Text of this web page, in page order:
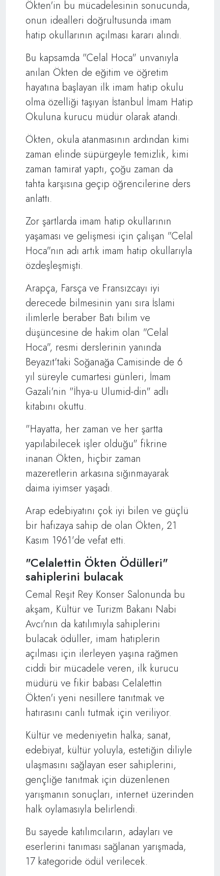
Ökten'in bu mücadelesinin sonucunda,
onun idealleri doğrultusunda imam
hatip okullarının açılması kararı alındı.
Bu kapsamda "Celal Hoca" unvanıyla
anılan Ökten de eğitim ve öğretim
hayatına başlayan ilk imam hatip okulu
olma özelliği taşıyan İstanbul İmam Hatip
Okuluna kurucu müdür olarak atandı.
Ökten, okula atanmasının ardından kimi
zaman elinde süpürgeyle temizlik, kimi
zaman tamirat yaptı, çoğu zaman da
tahta karşısına geçip öğrencilerine ders
anlattı.
Zor şartlarda imam hatip okullarının
yaşaması ve gelişmesi için çalışan "Celal
Hoca"nın adı artık imam hatip okullarıyla
özdeşleşmişti.
Arapça, Farsça ve Fransızcayı iyi
derecede bilmesinin yanı sıra İslami
ilimlerle beraber Batı bilim ve
düşüncesine de hakim olan "Celal
Hoca", resmi derslerinin yanında
Beyazıt'taki Soğanağa Camisinde de 6
yıl süreyle cumartesi günleri, İmam
Gazali'nin "İhya-u Ulumid-din" adlı
kitabını okuttu.
"Hayatta, her zaman ve her şartta
yapılabilecek işler olduğu" fikrine
inanan Ökten, hiçbir zaman
mazeretlerin arkasına sığınmayarak
daima iyimser yaşadı.
Arap edebiyatını çok iyi bilen ve güçlü
bir hafızaya sahip de olan Ökten, 21
Kasım 1961'de vefat etti.
"Celalettin Ökten Ödülleri"
sahiplerini bulacak
Cemal Reşit Rey Konser Salonunda bu
akşam, Kültür ve Turizm Bakanı Nabi
Avcı'nın da katılımıyla sahiplerini
bulacak ödüller, imam hatiplerin
açılması için ilerleyen yaşına rağmen
ciddi bir mücadele veren, ilk kurucu
müdürü ve fikir babası Celalettin
Ökten'i yeni nesillere tanıtmak ve
hatırasını canlı tutmak için veriliyor.
Kültür ve medeniyetin halka; sanat,
edebiyat, kültür yoluyla, estetiğin diliyle
ulaşmasını sağlayan eser sahiplerini,
gençliğe tanıtmak için düzenlenen
yarışmanın sonuçları, internet üzerinden
halk oylamasıyla belirlendi.
Bu sayede katılımcıların, adayları ve
eserlerini tanıması sağlanan yarışmada,
17 kategoride ödül verilecek.